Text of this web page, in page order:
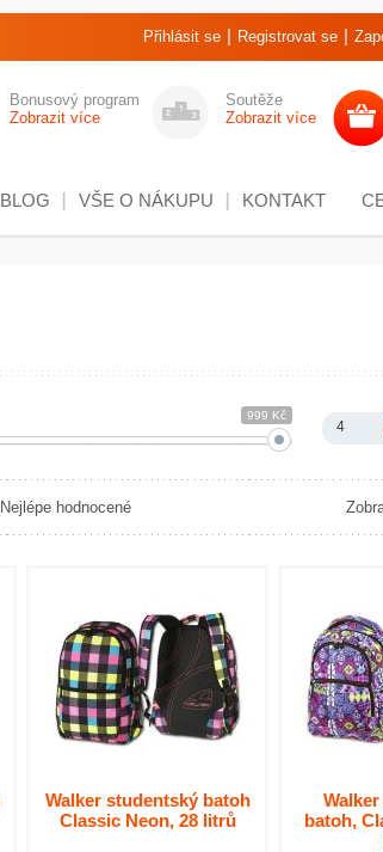
Přihlásit se | Registrovat se |
Bonusový program
Zobrazit více
Soutěže
Zobrazit více
BLOG VŠE O NÁKUPU KONTAKT
999 Kč
4
Nejlépe hodnocené
Walker studentský batoh
Classic Neon, 28 litrů
batoh,